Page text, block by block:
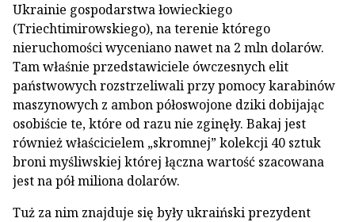
Ukrainie gospodarstwa łowieckiego
(Triechtimirowskiego), na terenie którego
nieruchomości wyceniano nawet na 2 mln dolarów.
Tam właśnie przedstawiciele ówczesnych elit
państwowych rozstrzeliwali przy pomocy karabinów
maszynowych z ambon półoswojone dziki dobijając
osobiście te, które od razu nie zginęły. Bakaj jest
również właścicielem „skromnej” kolekcji 40 sztuk
broni myśliwskiej której łączna wartość szacowana
jest na pół miliona dolarów.
Tuż za nim znajduje się były ukraiński prezydent